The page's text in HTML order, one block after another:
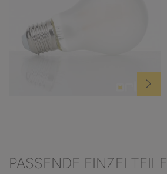
PASSENDE EINZELTEILE